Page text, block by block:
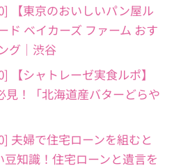
【東京のおいしいパン屋ル
ド ベイカーズ ファーム おす
グ｜渋谷
【シャトレーゼ実食ルポ】
見！「北海道産バターどらや
夫婦で住宅ローンを組むと
豆知識！住宅ローンと遺言を